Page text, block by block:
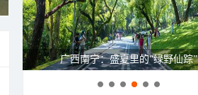
广西南宁：盛夏里的“绿野仙踪”